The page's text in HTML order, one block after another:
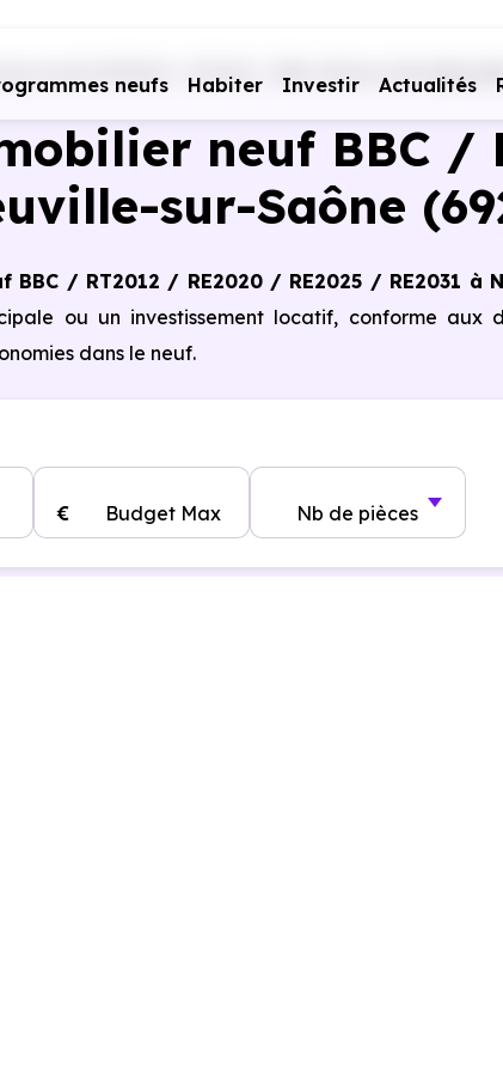
neufs Habiter Investir Actualités
neufs RE2020 - RT2012 - BBC Rhône (69)
neuf BBC /
sur-Saône
BBC / RT2012 / RE2020 / RE2025 / RE2031 à
ou un investissement locatif, conforme aux
dans le neuf.
Budget Max
€ Nb de pièces